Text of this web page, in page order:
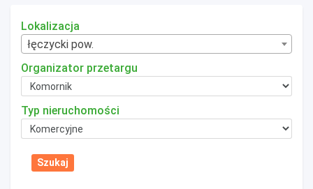
Lokalizacja
łęczycki pow.
Organizator przetargu
Typ nieruchomości